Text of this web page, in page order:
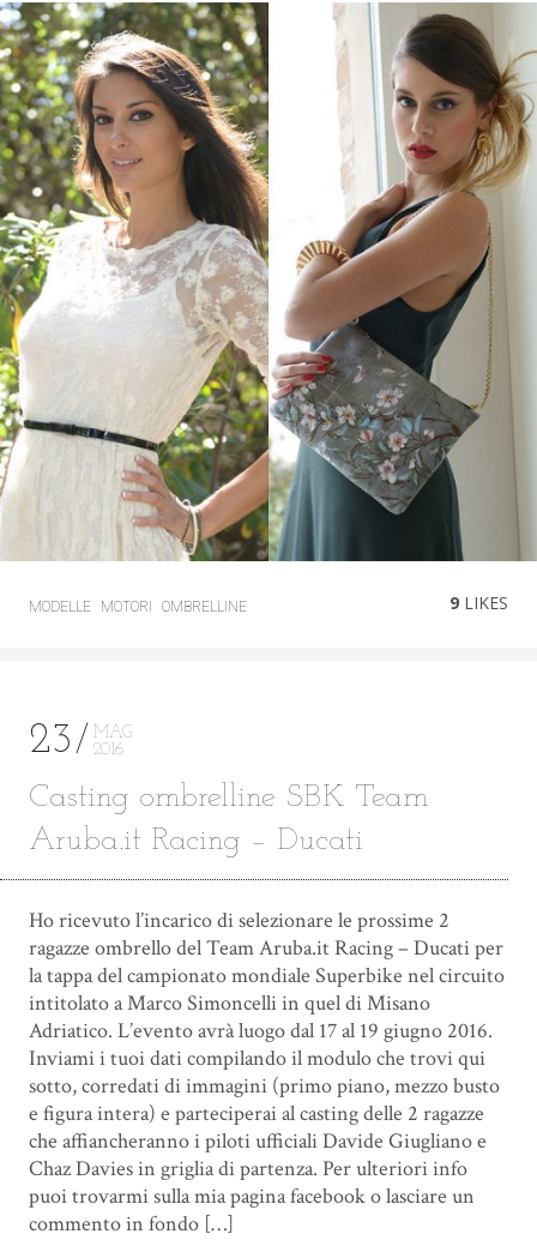
MODELLE MOTORI OMBRELLINE 9 LIKES
23
MAG
2016
Casting ombrelline SBK Team
Aruba.it Racing – Ducati
Ho ricevuto l’incarico di selezionare le prossime 2
ragazze ombrello del Team Aruba.it Racing – Ducati per
la tappa del campionato mondiale Superbike nel circuito
intitolato a Marco Simoncelli in quel di Misano
Adriatico. L’evento avrà luogo dal 17 al 19 giugno 2016.
Inviami i tuoi dati compilando il modulo che trovi qui
sotto, corredati di immagini (primo piano, mezzo busto
e figura intera) e parteciperai al casting delle 2 ragazze
che affiancheranno i piloti ufficiali Davide Giugliano e
Chaz Davies in griglia di partenza. Per ulteriori info
puoi trovarmi sulla mia pagina facebook o lasciare un
commento in fondo […]